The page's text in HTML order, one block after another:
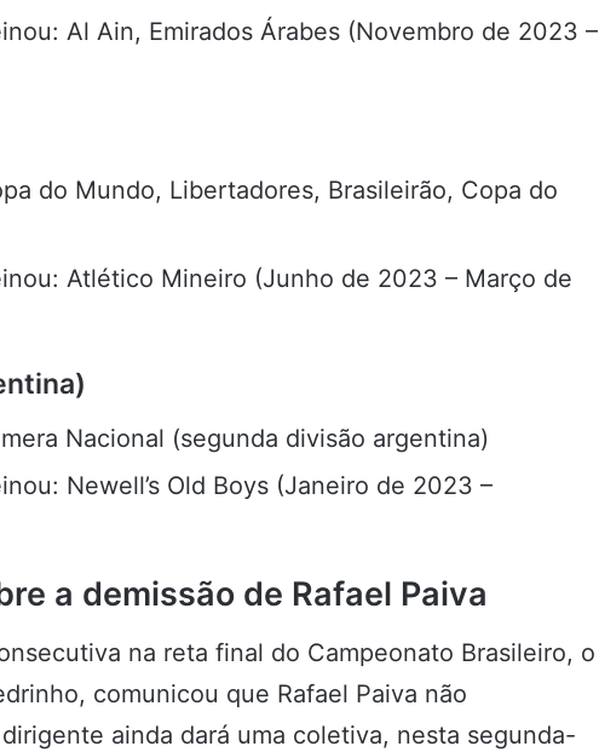
Al Ain, Emirados Árabes (Novembro de 2023 –
do Mundo, Libertadores, Brasileirão, Copa do
Atlético Mineiro (Junho de 2023 – Março de
Nacional (segunda divisão argentina)
Newell’s Old Boys (Janeiro de 2023 –
a demissão de Rafael Paiva
na reta final do Campeonato Brasileiro, o
comunicou que Rafael Paiva não
ainda dará uma coletiva, nesta segunda-